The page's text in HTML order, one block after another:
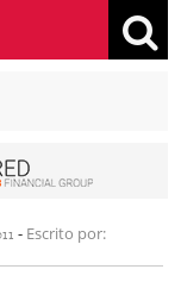
- Escrito por: